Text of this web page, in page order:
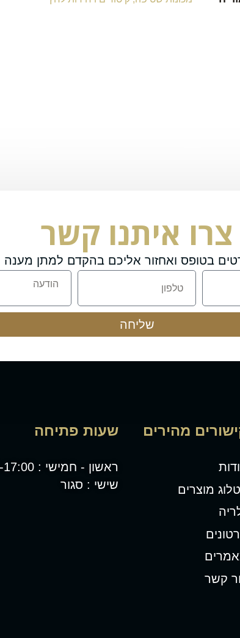
צרו איתנו קשר
בטופס ואחזור אליכם בהקדם למתן מענה
שליחה
מהירים
מוצרים
קשר
שעות פתיחה
ראשון - חמישי : 08:00-17:00
שישי : סגור